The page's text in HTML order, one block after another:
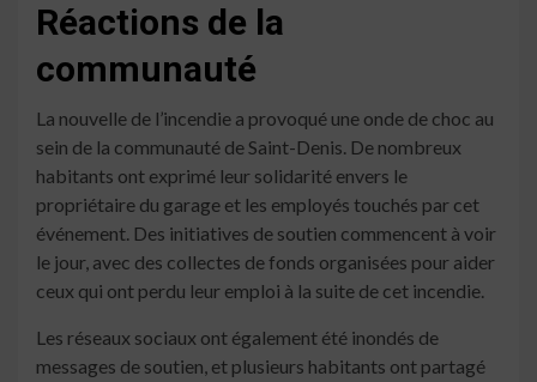
Réactions de la
communauté
La nouvelle de l’incendie a provoqué une onde de choc au
sein de la communauté de Saint-Denis. De nombreux
habitants ont exprimé leur solidarité envers le
propriétaire du garage et les employés touchés par cet
événement. Des initiatives de soutien commencent à voir
le jour, avec des collectes de fonds organisées pour aider
ceux qui ont perdu leur emploi à la suite de cet incendie.
Les réseaux sociaux ont également été inondés de
messages de soutien, et plusieurs habitants ont partagé